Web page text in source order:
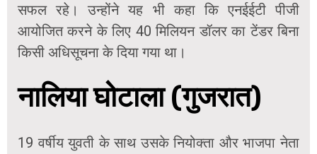
सफल रहे। उन्होंने यह भी कहा कि एनईईटी पीजी
आयोजित करने के लिए 40 मिलियन डॉलर का टेंडर बिना
किसी अधिसूचना के दिया गया था।
नालिया घोटाला (गुजरात)
19 वर्षीय युवती के साथ उसके नियोक्ता और भाजपा नेता